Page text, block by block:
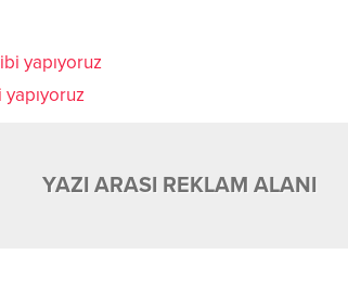
YAZI ARASI REKLAM ALANI